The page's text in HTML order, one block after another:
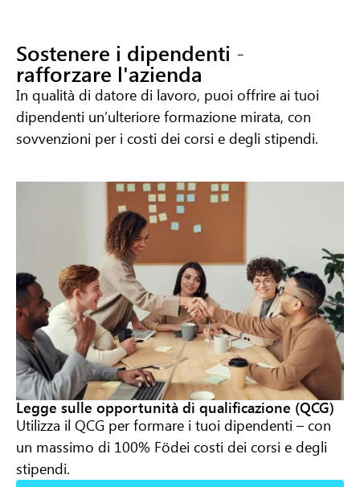
Sostenere i dipendenti -
rafforzare l'azienda
In qualità di datore di lavoro, puoi offrire ai tuoi
dipendenti un’ulteriore formazione mirata, con
sovvenzioni per i costi dei corsi e degli stipendi.
Legge sulle opportunità di qualificazione (QCG)
Utilizza il QCG per formare i tuoi dipendenti – con
un massimo di 100% Födei costi dei corsi e degli
stipendi.